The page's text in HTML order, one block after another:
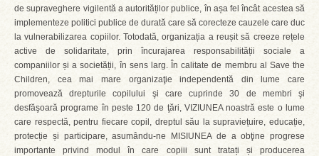
de supraveghere vigilentă a autorităților publice, în așa fel încât acestea să
implementeze politici publice de durată care să corecteze cauzele care duc
la vulnerabilizarea copiilor. Totodată, organizația a reușit să creeze rețele
active de solidaritate, prin încurajarea responsabilității sociale a
companiilor și a societății, în sens larg. În calitate de membru al Save the
Children, cea mai mare organizaţie independentă din lume care
promovează drepturile copilului şi care cuprinde 30 de membri şi
desfăşoară programe în peste 120 de ţări, VIZIUNEA noastră este o lume
care respectă, pentru fiecare copil, dreptul său la supraviețuire, educație,
protecție și participare, asumându-ne MISIUNEA de a obţine progrese
importante privind modul în care copiii sunt tratați și producerea